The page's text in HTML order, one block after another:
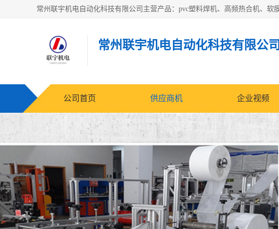
常州联宇机电自动化科技有限公司
公司首页 供应商机 企业视频